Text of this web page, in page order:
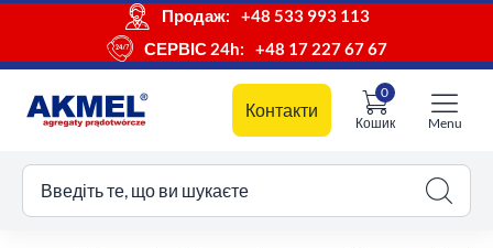
Продаж:
+48 533 993 113
СЕРВІС 24h:
+48 17 227 67 67
Контакти
Кошик
0
кошик
Menu
Введіть те, що ви шукаєте